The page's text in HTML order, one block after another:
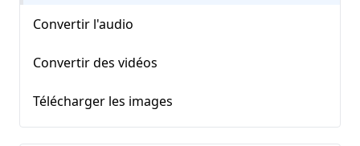
Convertir l'audio
Convertir des vidéos
Télécharger les images